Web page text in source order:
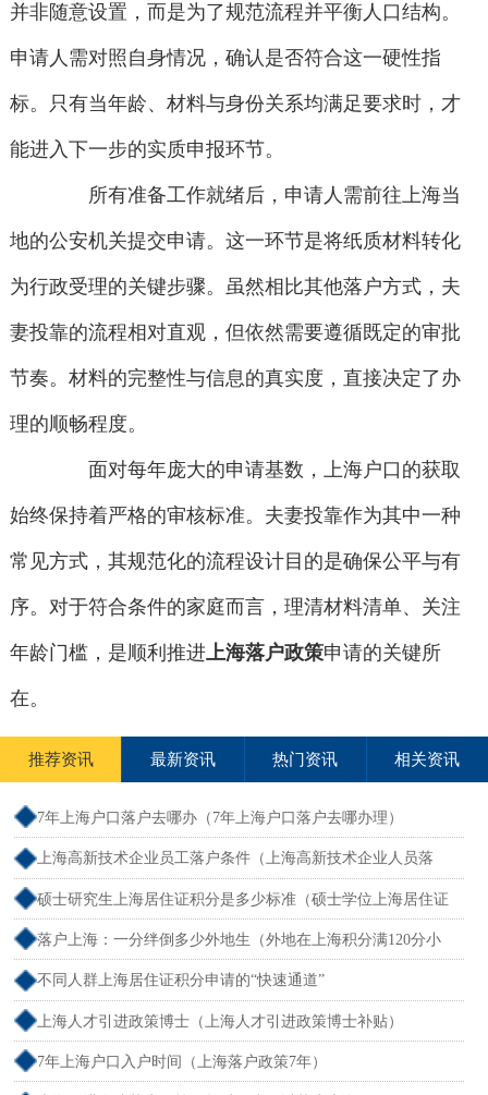
并非随意设置，而是为了规范流程并平衡人口结构。
申请人需对照自身情况，确认是否符合这一硬性指
标。只有当年龄、材料与身份关系均满足要求时，才
能进入下一步的实质申报环节。
所有准备工作就绪后，申请人需前往上海当
地的公安机关提交申请。这一环节是将纸质材料转化
为行政受理的关键步骤。虽然相比其他落户方式，夫
妻投靠的流程相对直观，但依然需要遵循既定的审批
节奏。材料的完整性与信息的真实度，直接决定了办
理的顺畅程度。
面对每年庞大的申请基数，上海户口的获取
始终保持着严格的审核标准。夫妻投靠作为其中一种
常见方式，其规范化的流程设计目的是确保公平与有
序。对于符合条件的家庭而言，理清材料清单、关注
年龄门槛，是顺利推进上海落户政策申请的关键所
在。
推荐资讯 最新资讯 热门资讯 相关资讯
7年上海户口落户去哪办（7年上海户口落户去哪办理）
上海高新技术企业员工落户条件（上海高新技术企业人员落
户）
硕士研究生上海居住证积分是多少标准（硕士学位上海居住证
积分）
落户上海：一分绊倒多少外地生（外地在上海积分满120分小
孩可以考上海大学吗）
不同人群上海居住证积分申请的“快速通道”
上海人才引进政策博士（上海人才引进政策博士补贴）
7年上海户口入户时间（上海落户政策7年）